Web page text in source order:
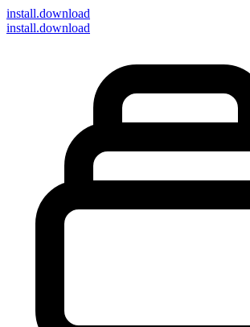
install.download
install.download